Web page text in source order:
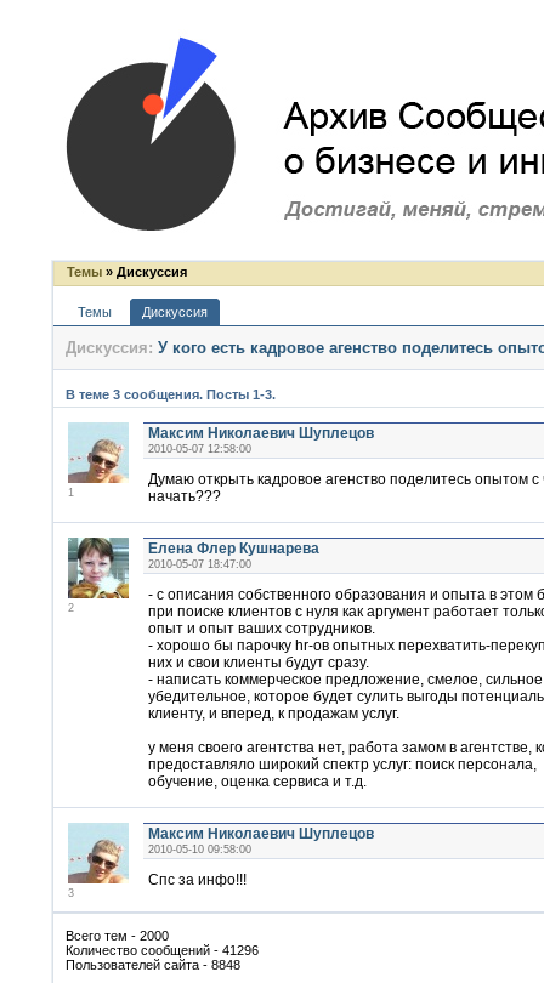
Темы » Дискуссия
Темы Дискуссия
Дискуссия: У кого есть кадровое агенство поделитесь
В теме 3 сообщения. Посты 1-3.
1
Максим Николаевич Шуплецов
2010-05-07 12:58:00
Думаю открыть кадровое агенство поделитесь опытом с
начать???
2
Елена Флер Кушнарева
2010-05-07 18:47:00
- с описания собственного образования и опыта в этом
при поиске клиентов с нуля как аргумент работает
опыт и опыт ваших сотрудников.
- хорошо бы парочку hr-ов опытных перехватить-
них и свои клиенты будут сразу.
- написать коммерческое предложение, смелое,
убедительное, которое будет сулить выгоды
клиенту, и вперед, к продажам услуг.
у меня своего агентства нет, работа замом в агентстве,
предоставляло широкий спектр услуг: поиск персонала,
обучение, оценка сервиса и т.д.
3
Максим Николаевич Шуплецов
2010-05-10 09:58:00
Спс за инфо!!!
Всего тем - 2000
Количество сообщений - 41296
Пользователей сайта - 8848